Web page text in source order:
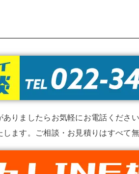
りましたらお気軽にお電話くださ
ます。ご相談・お見積りはすべて